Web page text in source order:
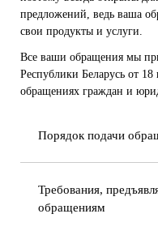
предложений, ведь ваша
свои продукты и услуги.
Все ваши обращения мы
Республики Беларусь от
обращениях граждан и
Порядок подачи
Требования,
обращениям